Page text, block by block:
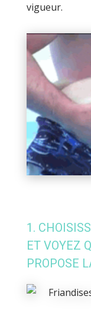
vigueur.
1.
ET VOYEZ
PROPOSE